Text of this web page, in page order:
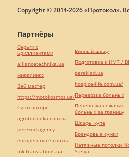
Copyright © 2014-2026 «Протокол».
Партнёры
Серьги с
бриллиантами
alliancetechnika.ua
миралинкс
Веб мастер
https://motokosmos.ua/
Синтезаторы
agrotechnika.com.ua
perevod.agency
europeservice.com.ua
mk-translations.ua
Винный шкаф
Подготовка к НМТ /
pereklad.ua
hospice-life.com.ua/
Перевозка больных
Перевозка лежачих
больных за границу
Шкафы купе
Брендовые сумки
Натяжные потолки
Stelya